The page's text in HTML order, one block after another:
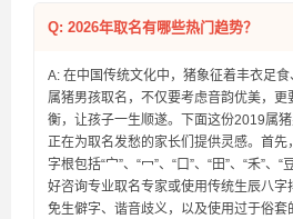
Q: 2026年取名有哪些热门趋势？
A: 在中国传统文化中，猪象征着丰衣足
属猪男孩取名，不仅要考虑音韵优美，
衡，让孩子一生顺遂。下面这份2019属
正在为取名发愁的家长们提供灵感。首先
字根包括“宀”、“冖”、“口”、“田”、“禾”、“
好咨询专业取名专家或使用传统生辰八
免生僻字、谐音歧义，以及使用过于俗套的